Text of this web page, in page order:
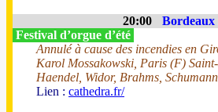
20:00 Bordeaux
Festival d’orgue d’été
Annulé à cause des incendies en
Karol Mossakowski, Paris (F)
Haendel, Widor, Brahms,
Lien : cathedra.fr/